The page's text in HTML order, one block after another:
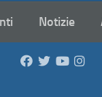
Notizie